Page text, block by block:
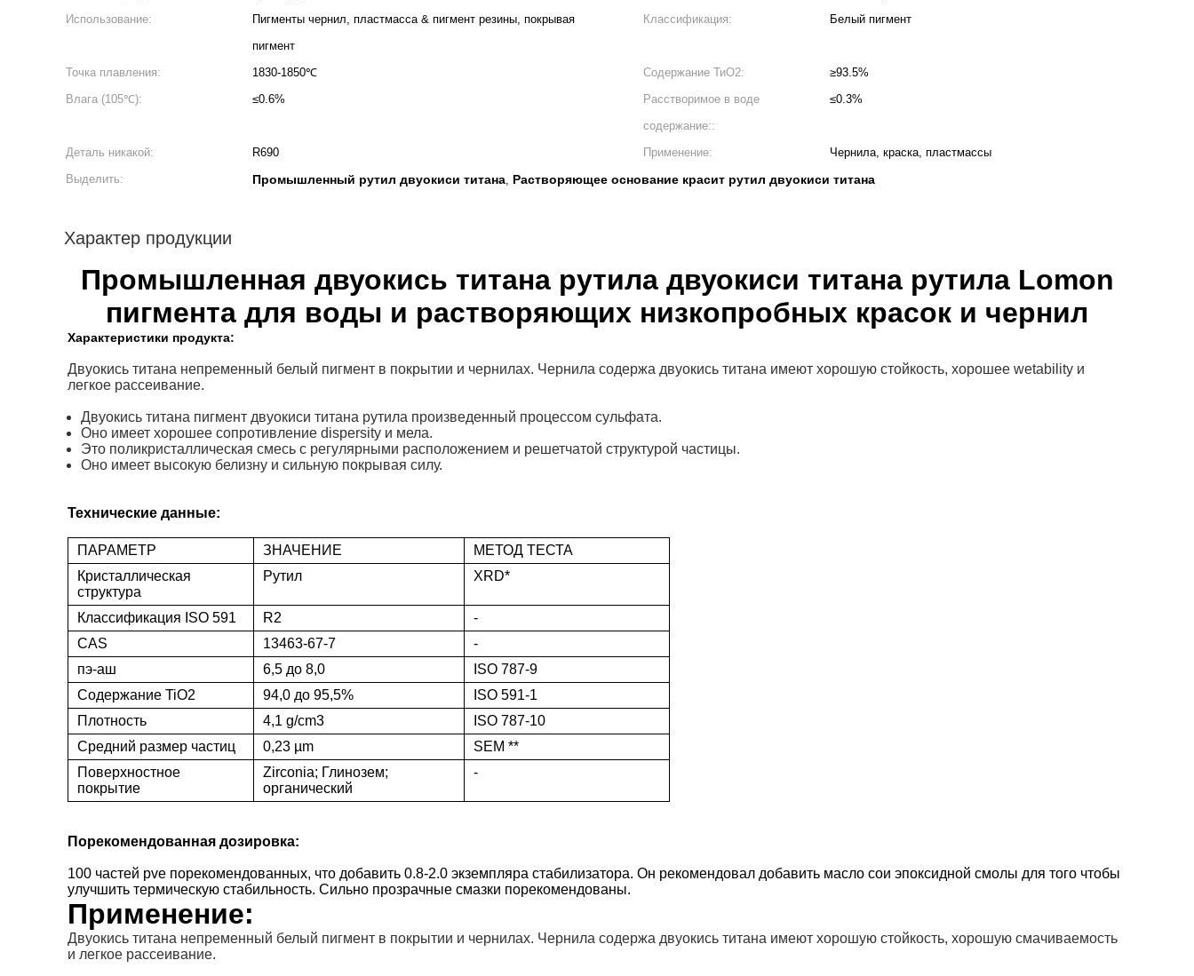
Использование:
Пигменты чернил, пластмасса & пигмент резины, покрывая
пигмент
Классификация: Белый пигмент
Точка плавления: 1830-1850℃ Содержание ТиО2:
≥93.5%
Влага (105℃):
≤0.6%
Расстворимое в воде
содержание::
≤0.3%
Деталь никакой: R690 Применение:
Чернила, краска, пластмассы
Выделить:
Промышленный рутил двуокиси титана, Растворяющее основание красит рутил двуокиси титана
Характер продукции
Промышленная двуокись титана рутила двуокиси титана рутила Lomon
пигмента для воды и растворяющих низкопробных красок и чернил
Характеристики продукта:
Двуокись титана непременный белый пигмент в покрытии и чернилах. Чернила содержа двуокись титана имеют хорошую стойкость, хорошее wetability и
легкое рассеивание.
Двуокись титана пигмент двуокиси титана рутила произведенный процессом сульфата.
Оно имеет хорошее сопротивление dispersity и мела.
Это поликристаллическая смесь с регулярными расположением и решетчатой структурой частицы.
Оно имеет высокую белизну и сильную покрывая силу.
Технические данные:
ПАРАМЕТР ЗНАЧЕНИЕ
МЕТОД ТЕСТА
Кристаллическая
структура
Рутил XRD*
Классификация ISO 591 R2
-
CAS
13463-67-7
-
пэ-аш
6,5 до 8,0
ISO 787-9
Содержание TiO2
94,0 до 95,5%
ISO 591-1
Плотность
4,1 g/cm3
ISO 787-10
Средний размер частиц
0,23 µm
SEM **
Поверхностное
покрытие
Zirconia; Глинозем;
органический
-
Порекомендованная дозировка:
100 частей pve порекомендованных, что добавить 0.8-2.0 экземпляра стабилизатора. Он рекомендовал добавить масло сои эпоксидной смолы для того чтобы
улучшить термическую стабильность. Сильно прозрачные смазки порекомендованы.
Применение:
Двуокись титана непременный белый пигмент в покрытии и чернилах. Чернила содержа двуокись титана имеют хорошую стойкость, хорошую смачиваемость
и легкое рассеивание.